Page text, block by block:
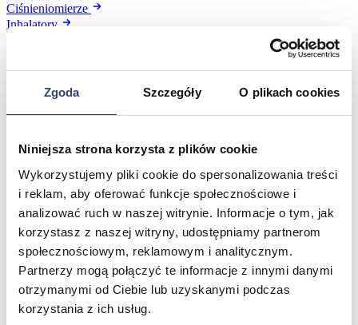
Zgoda Szczegóły O plikach cookies
Niniejsza strona korzysta z plików cookie
Wykorzystujemy pliki cookie do spersonalizowania treści
i reklam, aby oferować funkcje społecznościowe i
analizować ruch w naszej witrynie. Informacje o tym, jak
korzystasz z naszej witryny, udostępniamy partnerom
społecznościowym, reklamowym i analitycznym.
Partnerzy mogą połączyć te informacje z innymi danymi
otrzymanymi od Ciebie lub uzyskanymi podczas
korzystania z ich usług.
Ciśnieniomierze
Inhalatory
Stetoskopy
Termometry
Meble medyczne
Wróć
Kozetki
Taborety i krzesła
Stoły
Parawany
Fotele
Zobacz wszystko